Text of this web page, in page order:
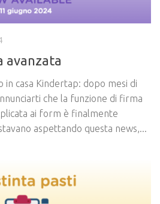
avanzata
in casa Kindertap: dopo mesi di
che la funzione di firma
ai form è finalmente
aspettando questa news,...